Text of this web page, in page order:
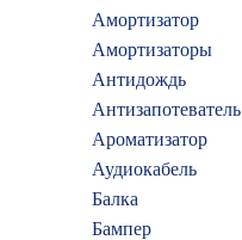
Амортизатор
Амортизаторы
Антидождь
Антизапотеватель
Ароматизатор
Аудиокабель
Балка
Бампер